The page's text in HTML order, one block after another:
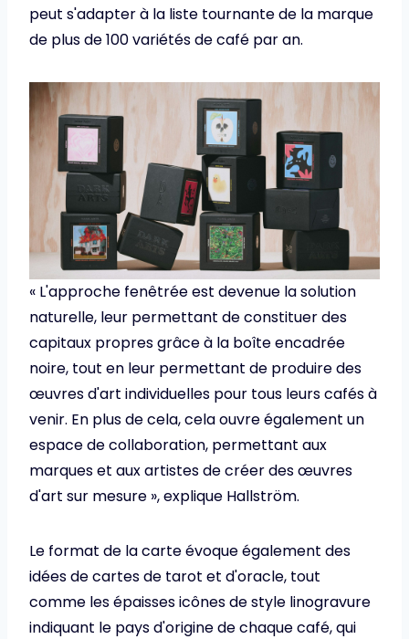
peut s'adapter à la liste tournante de la marque
de plus de 100 variétés de café par an.
« L'approche fenêtrée est devenue la solution
naturelle, leur permettant de constituer des
capitaux propres grâce à la boîte encadrée
noire, tout en leur permettant de produire des
œuvres d'art individuelles pour tous leurs cafés à
venir. En plus de cela, cela ouvre également un
espace de collaboration, permettant aux
marques et aux artistes de créer des œuvres
d'art sur mesure », explique Hallström.
Le format de la carte évoque également des
idées de cartes de tarot et d'oracle, tout
comme les épaisses icônes de style linogravure
indiquant le pays d'origine de chaque café, qui